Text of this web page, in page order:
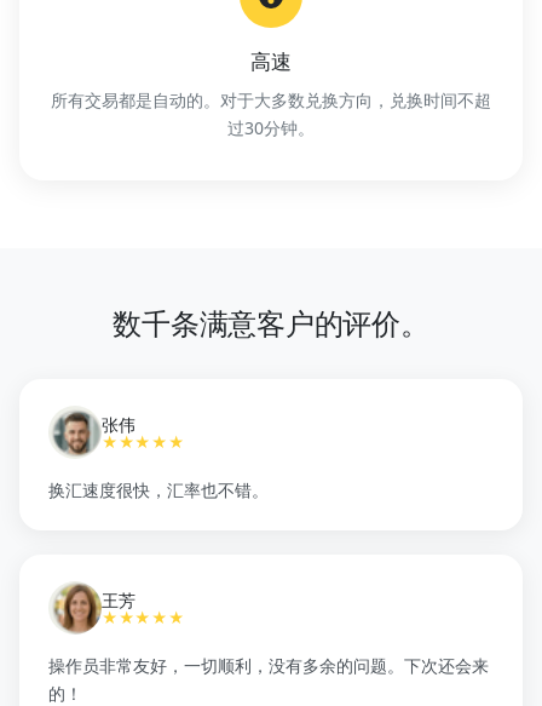
高速
所有交易都是自动的。对于大多数兑换方向，兑换时间不超
过30分钟。
数千条满意客户的评价。
张伟
★★★★★
换汇速度很快，汇率也不错。
王芳
★★★★★
操作员非常友好，一切顺利，没有多余的问题。下次还会来
的！